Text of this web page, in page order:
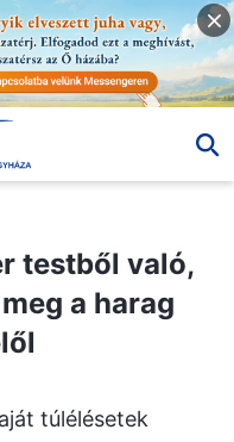
testből való,
a harag
túlélésetek